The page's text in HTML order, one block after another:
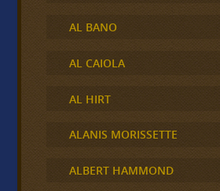
AL BANO
AL CAIOLA
AL HIRT
ALANIS MORISSETTE
ALBERT HAMMOND